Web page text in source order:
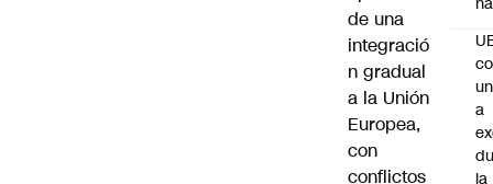
de una
integració
n gradual
a la Unión
Europea,
con
conflictos
a
la